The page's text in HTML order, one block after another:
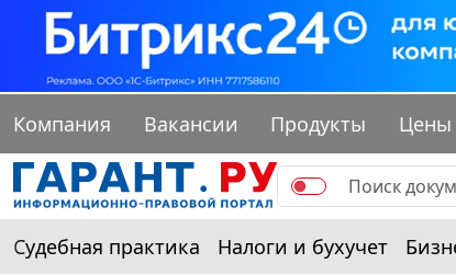
Компания Вакансии Продукты Цены
Судебная практика Налоги и бухучет